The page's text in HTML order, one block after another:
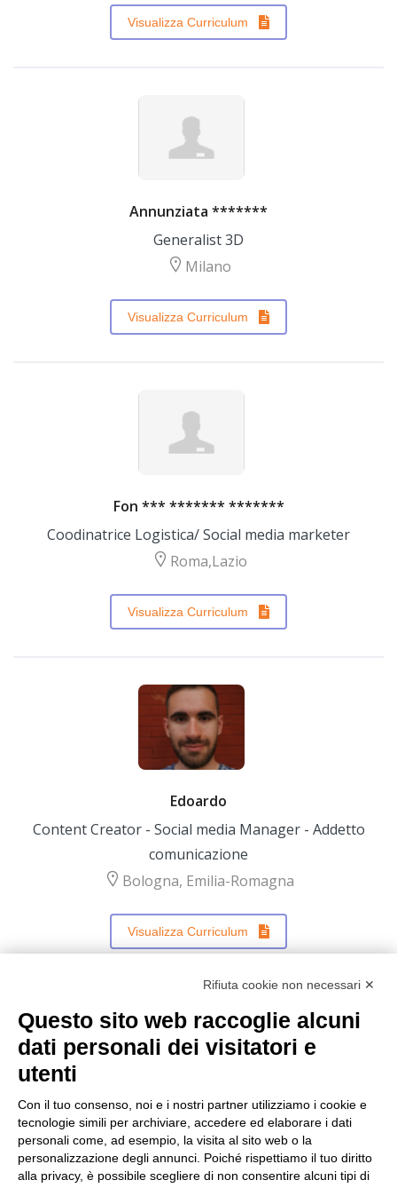
Visualizza Curriculum
Annunziata *******
Generalist 3D
Milano
Visualizza Curriculum
Fon *** ******* *******
Coodinatrice Logistica/ Social media marketer
Roma,Lazio
Visualizza Curriculum
Edoardo
Content Creator - Social media Manager - Addetto
comunicazione
Bologna, Emilia-Romagna
Visualizza Curriculum
← 1 2 3 4 5
…
11
→
Fondazione Mondo Digitale ETS
Rifiuta cookie non necessari ✕
Questo sito web raccoglie alcuni
dati personali dei visitatori e
utenti
Con il tuo consenso, noi e i nostri partner utilizziamo i cookie e
tecnologie simili per archiviare, accedere ed elaborare i dati
personali come, ad esempio, la visita al sito web o la
personalizzazione degli annunci. Poiché rispettiamo il tuo diritto
alla privacy, è possibile scegliere di non consentire alcuni tipi di